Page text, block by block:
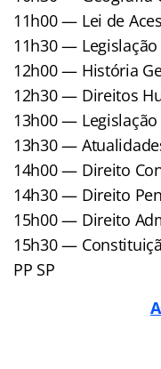
11h00 — Lei de
11h30 —
12h00 — História
12h30 — Direitos
13h00 — Legislação
13h30 —
14h00 — Direito
14h30 — Direito
15h00 — Direito
15h30 —
PP SP